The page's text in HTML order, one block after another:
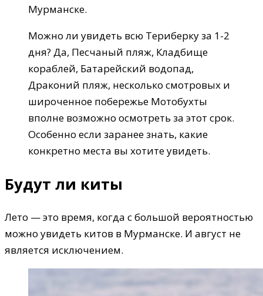
Мурманске.
Можно ли увидеть всю Териберку за 1-2
дня? Да, Песчаный пляж, Кладбище
кораблей, Батарейский водопад,
Драконий пляж, несколько смотровых и
широченное побережье Мотобухты
вполне возможно осмотреть за этот срок.
Особенно если заранее знать, какие
конкретно места вы хотите увидеть.
Будут ли киты
Лето — это время, когда с большой вероятностью
можно увидеть китов в Мурманске. И август не
является исключением.